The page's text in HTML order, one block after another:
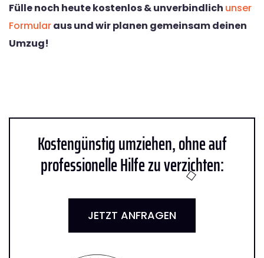
Fülle noch heute kostenlos & unverbindlich unser
Formularaus und wir planen gemeinsam deinen
Umzug!
Kostengünstig umziehen, ohne auf
professionelle Hilfe zu verzichten:
JETZT ANFRAGEN